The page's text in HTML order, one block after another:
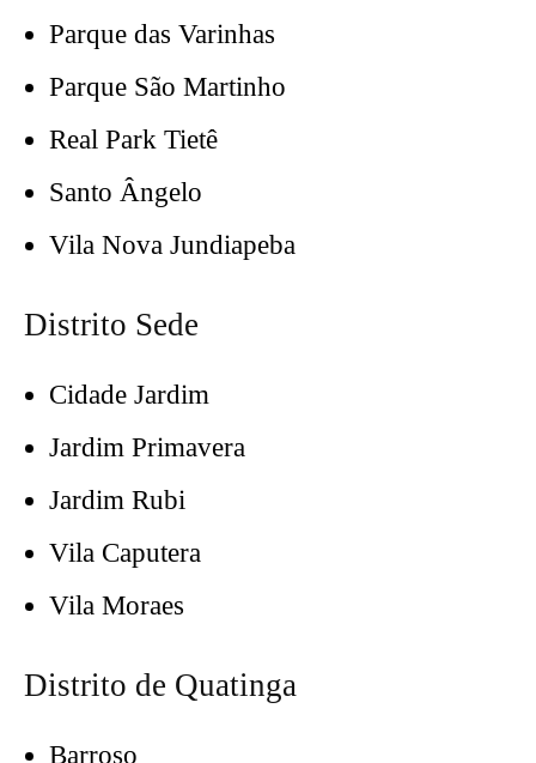
Parque das Varinhas
Parque São Martinho
Real Park Tietê
Santo Ângelo
Vila Nova Jundiapeba
Distrito Sede
Cidade Jardim
Jardim Primavera
Jardim Rubi
Vila Caputera
Vila Moraes
Distrito de Quatinga
Barroso